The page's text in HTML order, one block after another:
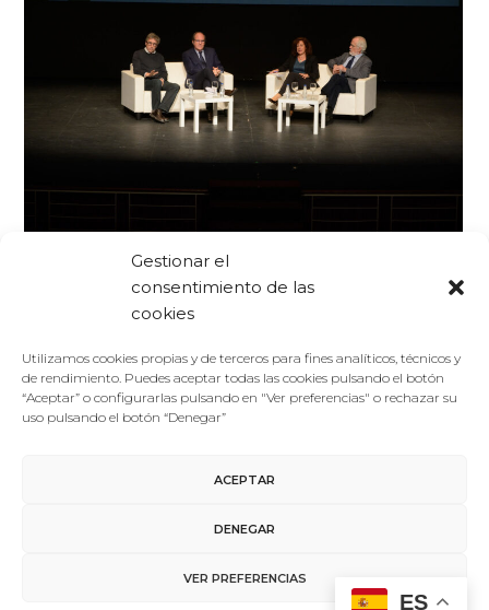
Gestionar el
consentimiento de las
cookies
Utilizamos cookies propias y de terceros para fines analíticos, técnicos y
de rendimiento. Puedes aceptar todas las cookies pulsando el botón
“Aceptar” o configurarlas pulsando en "Ver preferencias" o rechazar su
uso pulsando el botón “Denegar”
ACEPTAR
DENEGAR
VER PREFERENCIAS
Los Diálogos del II Foro de la Cultura, espacios para la
puesta en común de reflexiones en torno a la identidad
Los Diálogos constituyen uno de los capítulos
destacados del II Foro de la Cultura y propiciarán la
puesta en común de…
ES